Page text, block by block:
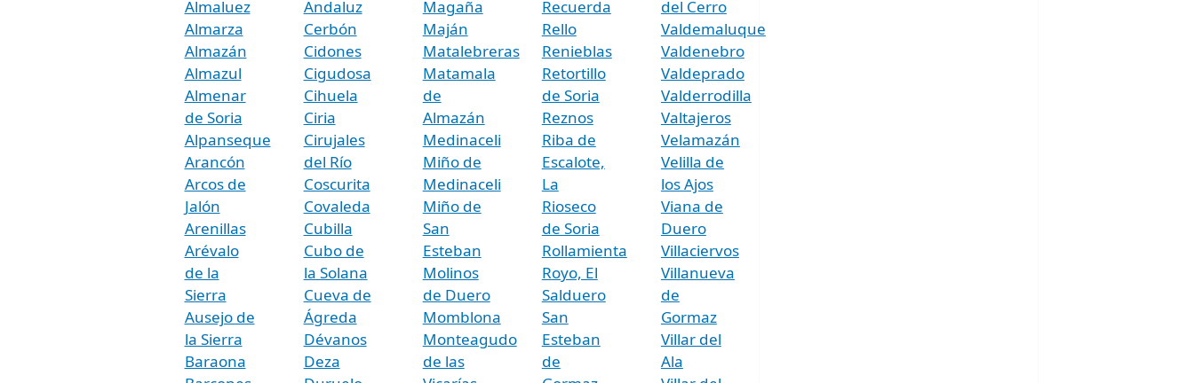
Almaluez
Almarza
Almazán
Almazul
Almenar
de Soria
Alpanseque
Arancón
Arcos de
Jalón
Arenillas
Arévalo
de la
Sierra
Ausejo de
la Sierra
Baraona
Andaluz
Cerbón
Cidones
Cigudosa
Cihuela
Ciria
Cirujales
del Río
Coscurita
Covaleda
Cubilla
Cubo de
la Solana
Cueva de
Ágreda
Dévanos
Deza
Magaña
Maján
Matalebreras
Matamala
de
Almazán
Medinaceli
Miño de
Medinaceli
Miño de
San
Esteban
Molinos
de Duero
Momblona
Monteagudo
de las
Recuerda
Rello
Renieblas
Retortillo
de Soria
Reznos
Riba de
Escalote,
La
Rioseco
de Soria
Rollamienta
Royo, El
Salduero
San
Esteban
de
del Cerro
Valdemaluque
Valdenebro
Valdeprado
Valderrodilla
Valtajeros
Velamazán
Velilla de
los Ajos
Viana de
Duero
Villaciervos
Villanueva
de
Gormaz
Villar del
Ala